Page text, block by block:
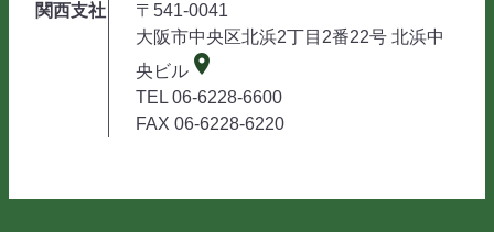
関西支社
〒541-0041
大阪市中央区北浜2丁目2番22号 北浜中
央ビル place
TEL 06-6228-6600
FAX 06-6228-6220